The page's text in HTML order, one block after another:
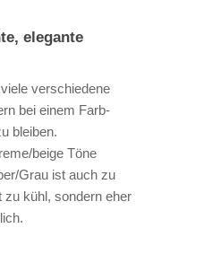
elegante
verschiedene
bei einem Farb-
bleiben.
beige Töne
Grau ist auch zu
zu kühl, sondern eher